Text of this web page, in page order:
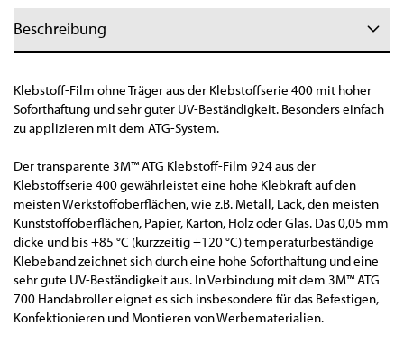
Beschreibung
Klebstoff-Film ohne Träger aus der Klebstoffserie 400 mit hoher
Soforthaftung und sehr guter UV-Beständigkeit. Besonders einfach
zu applizieren mit dem ATG-System.
Der transparente 3M™ ATG Klebstoff-Film 924 aus der
Klebstoffserie 400 gewährleistet eine hohe Klebkraft auf den
meisten Werkstoffoberflächen, wie z.B. Metall, Lack, den meisten
Kunststoffoberflächen, Papier, Karton, Holz oder Glas. Das 0,05 mm
dicke und bis +85 °C (kurzzeitig +120 °C) temperaturbeständige
Klebeband zeichnet sich durch eine hohe Soforthaftung und eine
sehr gute UV-Beständigkeit aus. In Verbindung mit dem 3M™ ATG
700 Handabroller eignet es sich insbesondere für das Befestigen,
Konfektionieren und Montieren von Werbematerialien.